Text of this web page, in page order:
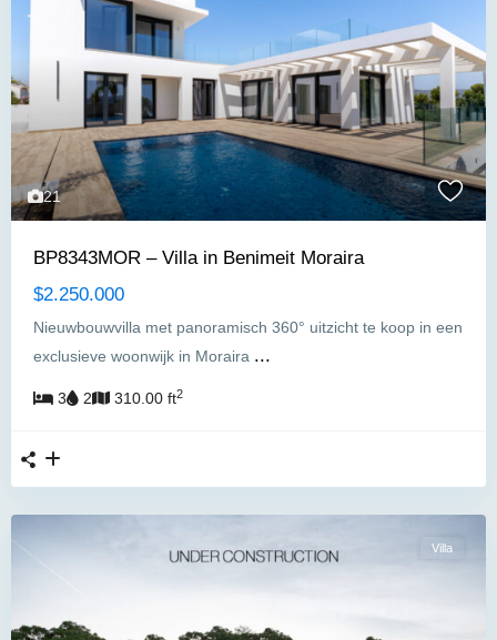
21
BP8343MOR – Villa in Benimeit Moraira
$2.250.000
Nieuwbouwvilla met panoramisch 360° uitzicht te koop in een
exclusieve woonwijk in Moraira ...
3 2 310.00 ft2
Villa